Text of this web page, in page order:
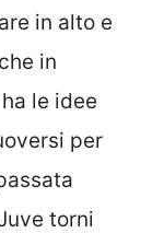
in alto e
in
le idee
per
torni